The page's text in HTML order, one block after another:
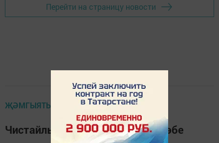
Перейти на страницу новости
ҖӘМГЫЯТЬ
Чистайлылар файдасына 3:2 исәбе